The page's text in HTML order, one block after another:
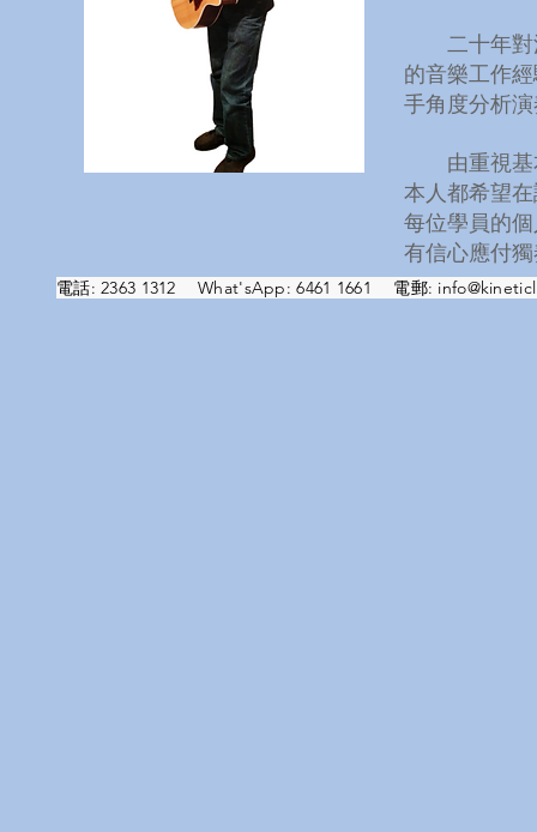
二十年對
的音樂工作
手角度分析
由重視基
本人都希望
每位學員的
有信心應付
電話: 2363 1312 What'sApp: 6461 1661 電郵: